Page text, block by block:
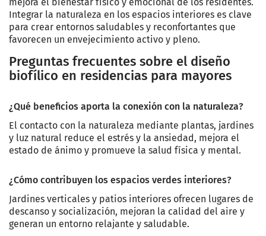
Integrar la naturaleza en los espacios interiores es clave
para crear entornos saludables y reconfortantes que
favorecen un envejecimiento activo y pleno.
Preguntas frecuentes sobre el diseño
biofílico en residencias para mayores
¿Qué beneficios aporta la conexión con la naturaleza?
El contacto con la naturaleza mediante plantas, jardines
y luz natural reduce el estrés y la ansiedad, mejora el
estado de ánimo y promueve la salud física y mental.
¿Cómo contribuyen los espacios verdes interiores?
Jardines verticales y patios interiores ofrecen lugares de
descanso y socialización, mejoran la calidad del aire y
generan un entorno relajante y saludable.